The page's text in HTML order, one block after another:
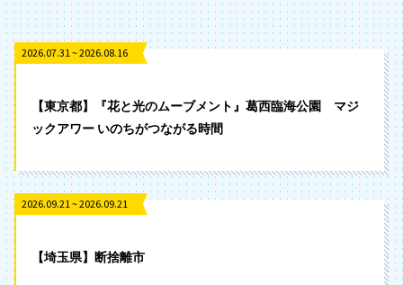
2026.07.31 ~ 2026.08.16
【東京都】『花と光のムーブメント』葛西臨海公園 マジ
ックアワー いのちがつながる時間
2026.09.21 ~ 2026.09.21
【埼玉県】断捨離市